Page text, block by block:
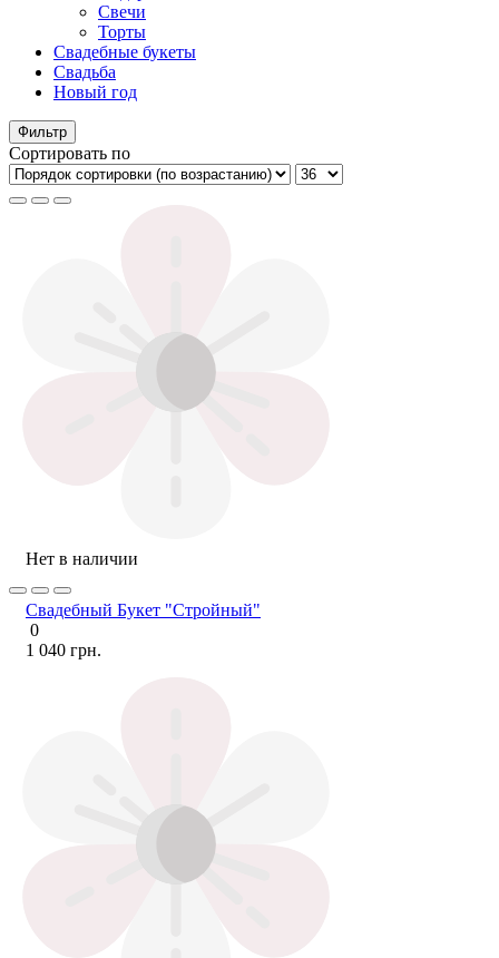
Свечи
Торты
Свадебные букеты
Свадьба
Новый год
Фильтр
Сортировать по
Нет в наличии
Свадебный Букет "Стройный"
0
1 040 грн.